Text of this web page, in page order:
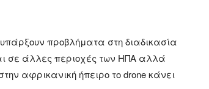
προβλήματα στη διαδικασία
σε άλλες περιοχές των ΗΠΑ αλλά
αφρικανική ήπειρο το drone κάνει